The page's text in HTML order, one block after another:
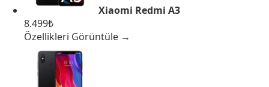
Xiaomi Redmi A3
8.499₺
Özellikleri Görüntüle →